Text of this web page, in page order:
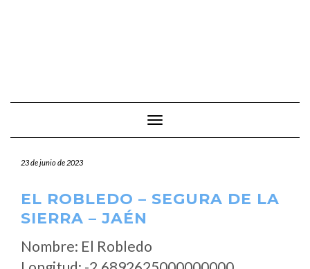
Cambiar modo de navegación
23 de junio de 2023
EL ROBLEDO – SEGURA DE LA
SIERRA – JAÉN
Nombre: El Robledo